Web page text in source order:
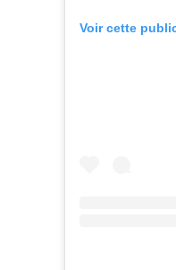
Voir cette